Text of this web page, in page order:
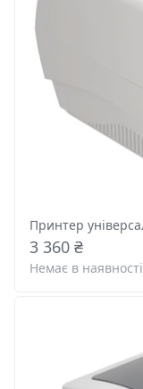
Принтер
3 360 ₴
Немає в наявності